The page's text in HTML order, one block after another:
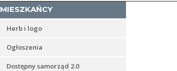
MIESZKAŃCY
Herb i logo
Ogłoszenia
Dostępny samorząd 2.0